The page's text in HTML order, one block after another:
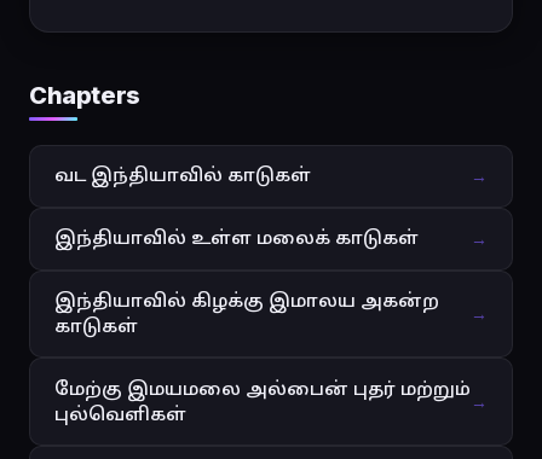
Chapters
வட இந்தியாவில் காடுகள் →
இந்தியாவில் உள்ள மலைக் காடுகள் →
இந்தியாவில் கிழக்கு இமாலய அகன்ற
காடுகள்
→
மேற்கு இமயமலை அல்பைன் புதர் மற்றும்
புல்வெளிகள்
→